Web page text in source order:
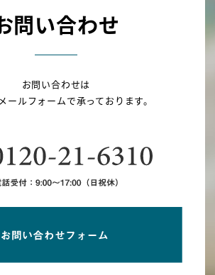
問い合わせ
お問い合わせは
ールフォームで承っております。